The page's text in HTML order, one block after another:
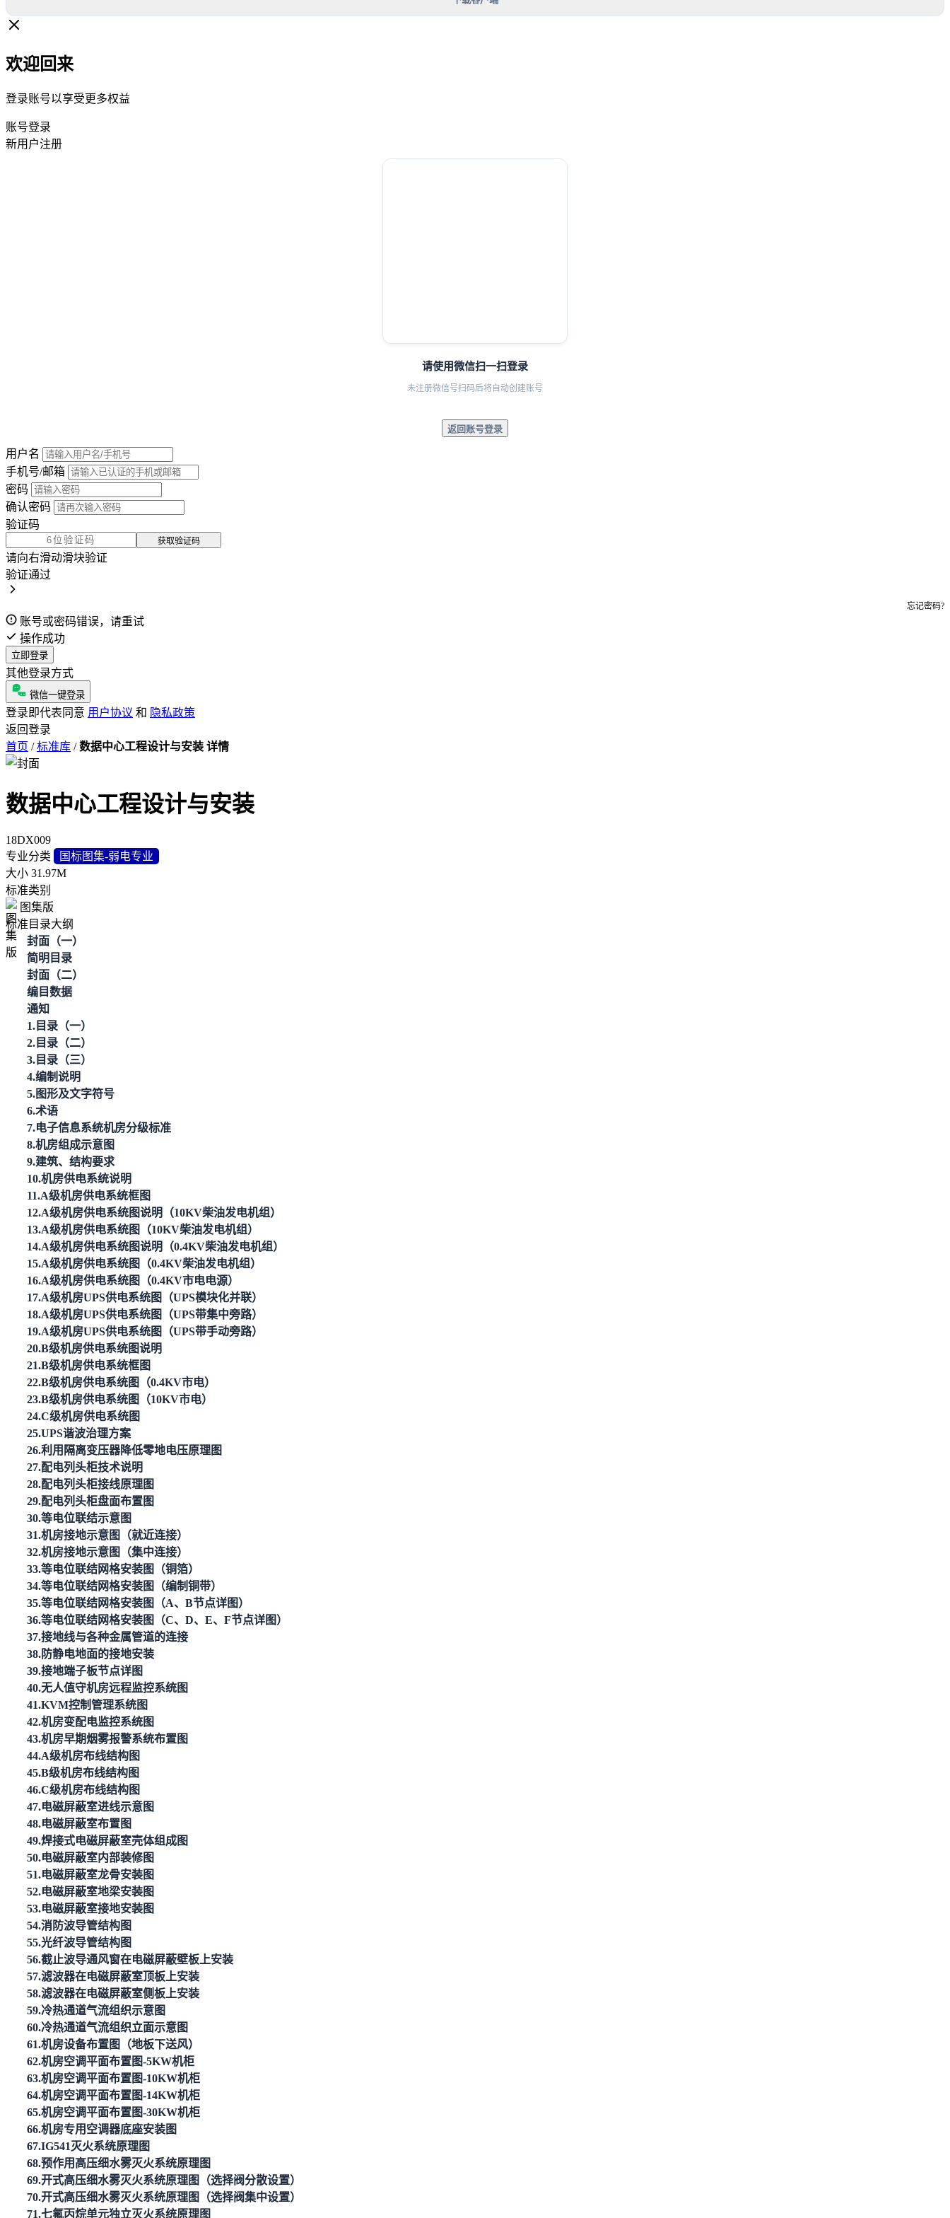
欢迎回来
登录账号以享受更多权益
账号登录
新用户注册
请使用微信扫一扫登录
未注册微信号扫码后将自动创建账号
返回账号登录
用户名
手机号/邮箱
密码
确认密码
验证码
获取验证码
请向右滑动滑块验证
验证通过
忘记密码?
账号或密码错误，请重试
操作成功
立即登录
其他登录方式
微信一键登录
登录即代表同意 用户协议 和 隐私政策
返回登录
首页 / 标准库 / 数据中心工程设计与安装 详情
数据中心工程设计与安装
18DX009
专业分类
国标图集-弱电专业
大小 31.97M
标准类别
图集版
标准目录大纲
封面（一）
简明目录
封面（二）
编目数据
通知
1.目录（一）
2.目录（二）
3.目录（三）
4.编制说明
5.图形及文字符号
6.术语
7.电子信息系统机房分级标准
8.机房组成示意图
9.建筑、结构要求
10.机房供电系统说明
11.A级机房供电系统框图
12.A级机房供电系统图说明（10KV柴油发电机组）
13.A级机房供电系统图（10KV柴油发电机组）
14.A级机房供电系统图说明（0.4KV柴油发电机组）
15.A级机房供电系统图（0.4KV柴油发电机组）
16.A级机房供电系统图（0.4KV市电电源）
17.A级机房UPS供电系统图（UPS模块化并联）
18.A级机房UPS供电系统图（UPS带集中旁路）
19.A级机房UPS供电系统图（UPS带手动旁路）
20.B级机房供电系统图说明
21.B级机房供电系统框图
22.B级机房供电系统图（0.4KV市电）
23.B级机房供电系统图（10KV市电）
24.C级机房供电系统图
25.UPS谐波治理方案
26.利用隔离变压器降低零地电压原理图
27.配电列头柜技术说明
28.配电列头柜接线原理图
29.配电列头柜盘面布置图
30.等电位联结示意图
31.机房接地示意图（就近连接）
32.机房接地示意图（集中连接）
33.等电位联结网格安装图（铜箔）
34.等电位联结网格安装图（编制铜带）
35.等电位联结网格安装图（A、B节点详图）
36.等电位联结网格安装图（C、D、E、F节点详图）
37.接地线与各种金属管道的连接
38.防静电地面的接地安装
39.接地端子板节点详图
40.无人值守机房远程监控系统图
41.KVM控制管理系统图
42.机房变配电监控系统图
43.机房早期烟雾报警系统布置图
44.A级机房布线结构图
45.B级机房布线结构图
46.C级机房布线结构图
47.电磁屏蔽室进线示意图
48.电磁屏蔽室布置图
49.焊接式电磁屏蔽室壳体组成图
50.电磁屏蔽室内部装修图
51.电磁屏蔽室龙骨安装图
52.电磁屏蔽室地梁安装图
53.电磁屏蔽室接地安装图
54.消防波导管结构图
55.光纤波导管结构图
56.截止波导通风窗在电磁屏蔽壁板上安装
57.滤波器在电磁屏蔽室顶板上安装
58.滤波器在电磁屏蔽室侧板上安装
59.冷热通道气流组织示意图
60.冷热通道气流组织立面示意图
61.机房设备布置图（地板下送风）
62.机房空调平面布置图-5KW机柜
63.机房空调平面布置图-10KW机柜
64.机房空调平面布置图-14KW机柜
65.机房空调平面布置图-30KW机柜
66.机房专用空调器底座安装图
67.IG541灭火系统原理图
68.预作用高压细水雾灭火系统原理图
69.开式高压细水雾灭火系统原理图（选择阀分散设置）
70.开式高压细水雾灭火系统原理图（选择阀集中设置）
71.七氟丙烷单元独立灭火系统原理图